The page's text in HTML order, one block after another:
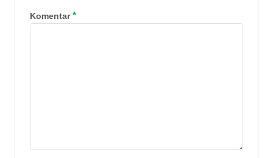
Komentar*